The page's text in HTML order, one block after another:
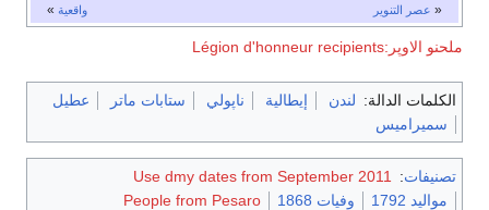
« عصر التنوير واقعية»
ملحنو الاوپر:Légion d'honneur recipients
الكلمات الدالة: لندن إيطالية ناپولي ستابات ماتر
عطيل
سميراميس
تصنيفات:
Use dmy dates from September 2011
مواليد 1792
وفيات 1868
People from Pesaro